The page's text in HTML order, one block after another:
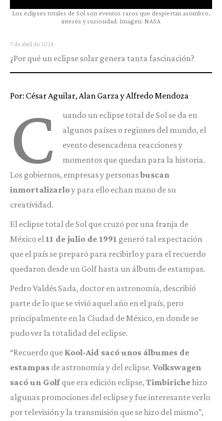
Los eclipses totales de Sol son eventos raros que despiertan asombro,
interés y curiosidad. Imagen: NASA
7 de abril de 2024
¿Por qué un eclipse solar genera tanta fascinación?
Por: César Aguilar, Alan Garza y Alfredo Mendoza
C
uando un eclipse total de Sol se da en
algunos países o regiones del mundo, el
evento desencadena reacciones y
momentos que quedan para la historia.
Los gobiernos, empresas y personasbuscan
inmortalizarloy para ello echan mano de su
creatividad.
El eclipse total de Sol que cruzó por una franja de
México el 11 de julio de 1991 generó tal expectación
que el país se preparó para recibirlo y para el recuerdo
quedaron desde un Golf hasta un álbum de estampas.
Pedro Valdés Sada, doctor en astronomía, describió
parte de lo que se vivió aquel año en el país, pero
principalmente en la Ciudad de México, en donde se
pudo ver la totalidad del eclipse.
“Recuerdo que Kool-Aid sacó unos álbumes de
estampas de astronomía y del eclipse. Volkswagen
sacó un Golfque era edición eclipse, Timbirichehizo
algunas promociones del eclipse y fue interesante verlo
por televisión y la transmisión que se hizo del mismo”,